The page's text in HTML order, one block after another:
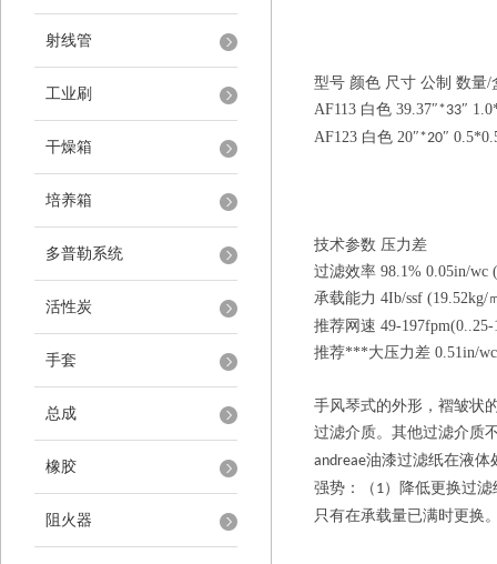
射线管
工业刷
干燥箱
培养箱
多普勒系统
活性炭
手套
总成
橡胶
阻火器
型号 颜色 尺寸 公制 数量/
AF113 白色 39.37″*33″
AF123 白色 20″*20″
技术参数 压力差
过滤效率 98.1% 0.05in/wc
承载能力 4Ib/ssf (19.52kg/
推荐网速 49-197fpm(0..25-
推荐***大压力差 0.51in/
手风琴式的外形，褶皱状
过滤介质。其他过滤介质
andreae油漆过滤纸在液体
强势：（ 1）降低更换过
只有在承载量已满时更换